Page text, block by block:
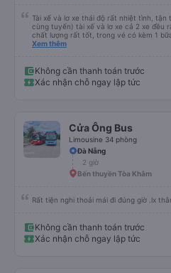
Tài xế và lơ xe thái độ rất nhiệt tình, tận
cùng tuyến) tài xế và lơ xe cả 2 xe đều
chất lượng rất tốt, trong vé có kèm 1
trên app 45p, nhưng do bão nên trời
Xem thêm
Không cần thanh toán trước
Xác nhận chỗ ngay lập tức
Cửa Ông Bus
Limousine 34 phòng
Đà Nẵng
2 giờ
Bến thuyền Tòa Khâm
Rất tiện nghi
Không cần thanh toán trước
Xác nhận chỗ ngay lập tức